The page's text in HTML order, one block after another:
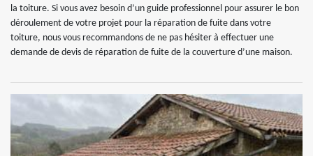
la toiture. Si vous avez besoin d’un guide professionnel pour assurer le bon
déroulement de votre projet pour la réparation de fuite dans votre
toiture, nous vous recommandons de ne pas hésiter à effectuer une
demande de devis de réparation de fuite de la couverture d’une maison.